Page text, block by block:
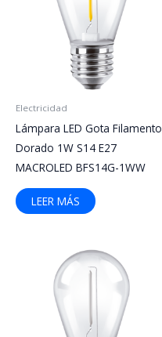
Electricidad
Lámpara LED Gota Filamento
Dorado 1W S14 E27
MACROLED BFS14G-1WW
LEER MÁS